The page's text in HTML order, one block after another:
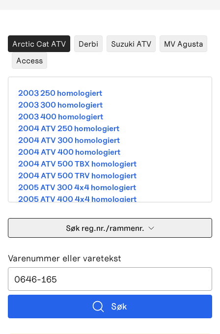
Arctic Cat ATV Derbi Suzuki ATV
MV Agusta
Access
2003 250 homologiert
2003 300 homologiert
2003 400 homologiert
2004 ATV 250 homologiert
2004 ATV 300 homologiert
2004 ATV 400 homologiert
2004 ATV 500 TBX homologiert
2004 ATV 500 TRV homologiert
2005 ATV 300 4x4 homologiert
2005 ATV 400 4x4 homologiert
2005 ATV 500 TRV homologiert
2005 ATV 500i 4x4A homologiert
2005 DVX 400 street homologiert
2006 250 Utility Street Legal
2006 400 Street Legal
2006 400 3in1 Street Legal
2006 400 dvx street-2x4 homologated b390b
2006 500 4x4A Street Legal
Søk reg.nr./rammenr.
Varenummer eller varetekst
Søk